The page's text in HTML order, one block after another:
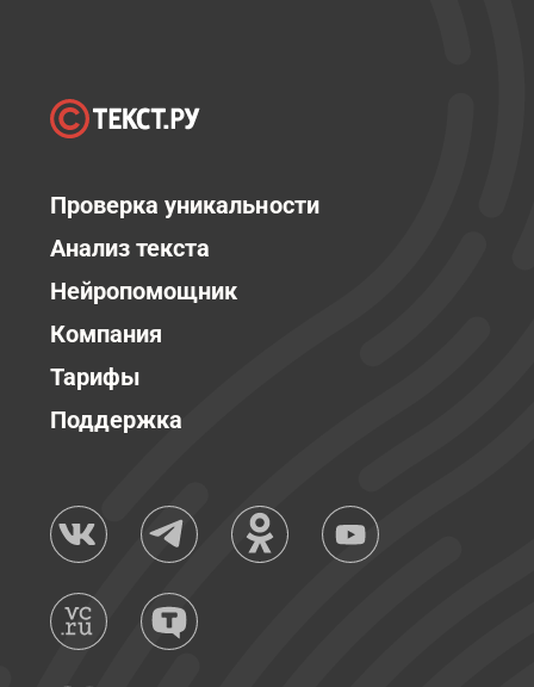
Проверка уникальности
Анализ текста
Нейропомощник
Компания
Тарифы
Поддержка